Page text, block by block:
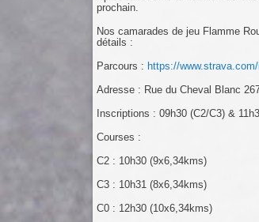
prochain.
Nos camarades de jeu Flamme
détails :
Parcours : https://
Adresse : Rue du Cheval Blanc
Inscriptions : 09h30 (C2/C3) &
Courses :
C2 : 10h30 (9x6,34kms)
C3 : 10h31 (8x6,34kms)
C0 : 12h30 (10x6,34kms)